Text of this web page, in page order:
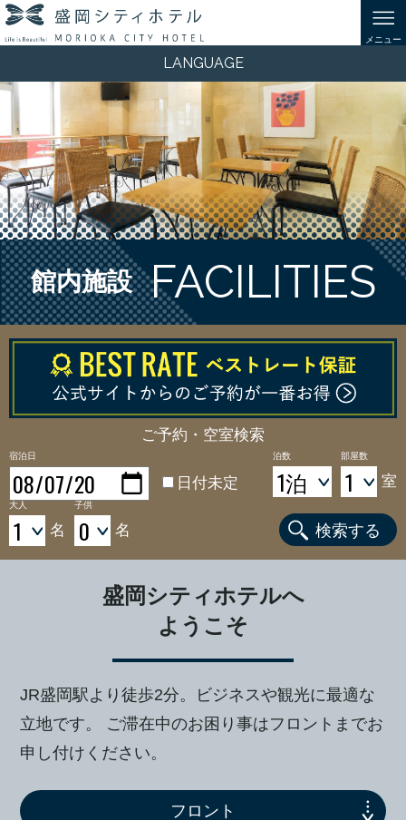
LANGUAGE
館内施設 FACILITIES
ご予約・ 空室検索
宿泊日
日付未定
泊数 部屋数
室
大人
名
子供
名 検索する
盛岡シティホテルへ
ようこそ
JR盛岡駅より徒歩2分。ビジネスや観光に最適な
立地です。
ご滞在中のお困り事はフロントまでお
申し付けください。
フロント